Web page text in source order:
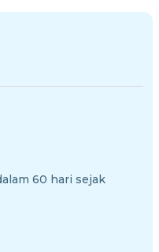
60 hari sejak